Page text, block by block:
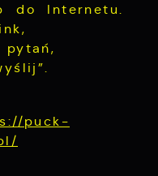
do Internetu.
puck-